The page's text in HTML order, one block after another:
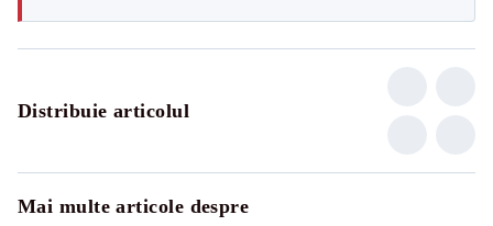
Distribuie articolul
Mai multe articole despre